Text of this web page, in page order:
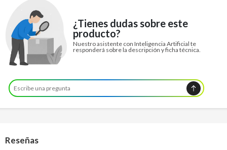
¿Tienes dudas sobre este
producto?
Nuestro asistente con Inteligencia Artificial te
responderá sobre la descripción y ficha técnica.